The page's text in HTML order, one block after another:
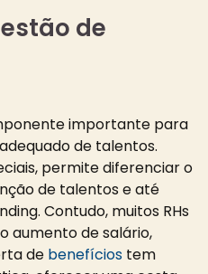
de
importante para
de talentos.
permite diferenciar o
de talentos e até
Contudo, muitos RHs
aumento de salário,
de benefícios tem